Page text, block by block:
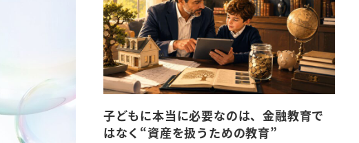
子どもに本当に必要なのは、金融教育で
はなく“資産を扱うための教育”